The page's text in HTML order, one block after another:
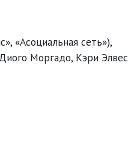
«Асоциальная сеть»),
Моргадо, Кэри Элвес